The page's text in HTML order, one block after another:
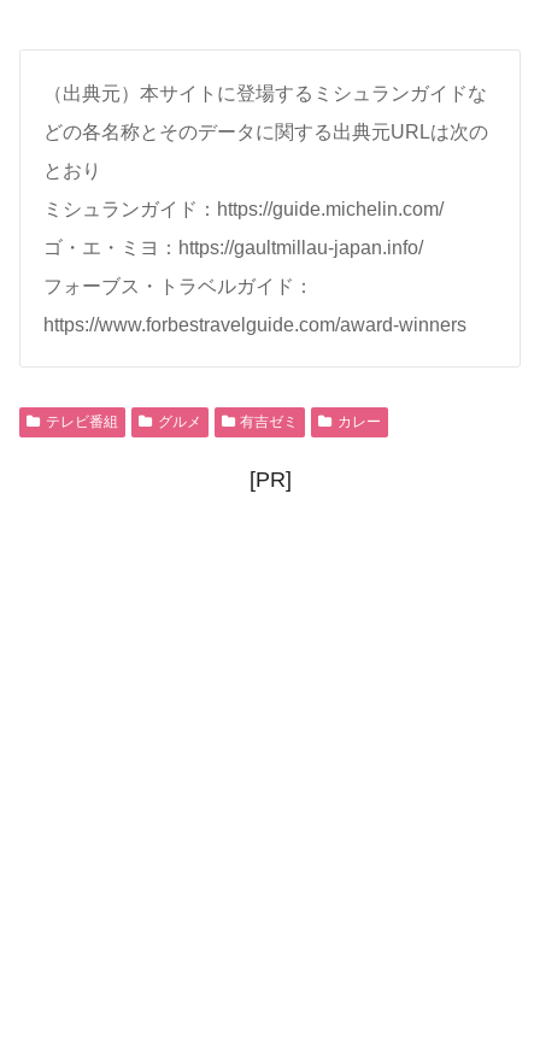
（出典元）本サイトに登場するミシュランガイドな
どの各名称とそのデータに関する出典元URLは次の
とおり
ミシュランガイド：https://guide.michelin.com/
ゴ・エ・ミヨ：https://gaultmillau-japan.info/
フォーブス・トラベルガイド：
https://www.forbestravelguide.com/award-winners
テレビ番組 グルメ 有吉ゼミ カレー
[PR]